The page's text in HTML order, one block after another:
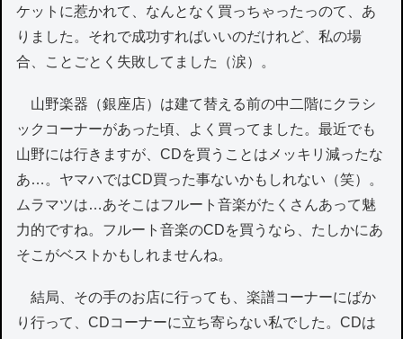
ケットに惹かれて、なんとなく買っちゃったっのて、あ
りました。それで成功すればいいのだけれど、私の場
合、ことごとく失敗してました（涙）。
山野楽器（銀座店）は建て替える前の中二階にクラシ
ックコーナーがあった頃、よく買ってました。最近でも
山野には行きますが、CDを買うことはメッキリ減ったな
あ…。ヤマハではCD買った事ないかもしれない（笑）。
ムラマツは…あそこはフルート音楽がたくさんあって魅
力的ですね。フルート音楽のCDを買うなら、たしかにあ
そこがベストかもしれませんね。
結局、その手のお店に行っても、楽譜コーナーにばか
り行って、CDコーナーに立ち寄らない私でした。CDは